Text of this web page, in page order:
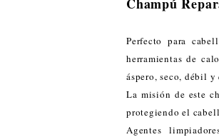
Perfecto para
herramientas de
áspero, seco, débil
La misión de este
protegiendo el
Agentes